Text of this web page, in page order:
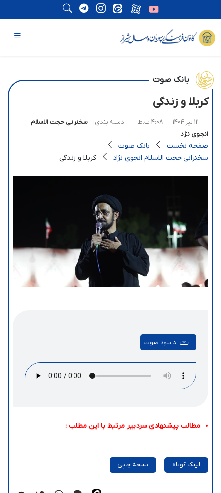
بانک صوت
کربلا و زندگی
12 تیر 1404 - 4:08 ب.ظ دسته بندی:
سخنرانی حجت الاسلام
انجوی نژاد
صفحه نخست
بانک صوت
سخنرانی حجت الاسلام انجوی نژاد
کربلا و زندگی
دانلود صوت
مطالب پیشنهادی سردبیر مرتبط با این مطلب :
لینک کوتاه نسخه چاپی